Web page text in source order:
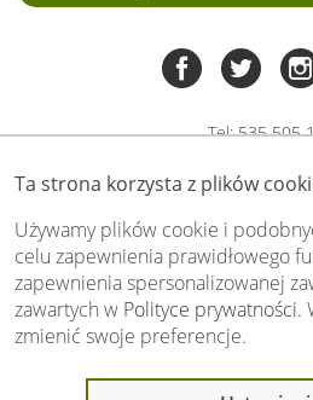
Ta strona korzysta z plików
Używamy plików cookie i
celu zapewnienia prawidłowego
zapewnienia spersonalizowanej
zawartych w Polityce prywatności.
zmienić swoje preferencje.
Tel:535 505
biuro@swiat-
Copyright by swiat-
Wszelkie prawa
Stronę oceniło już
Otrzymaliśmy4.89pkt.
Oceń nas